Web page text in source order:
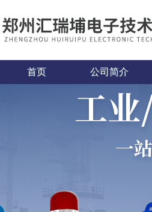
首页 公司简介